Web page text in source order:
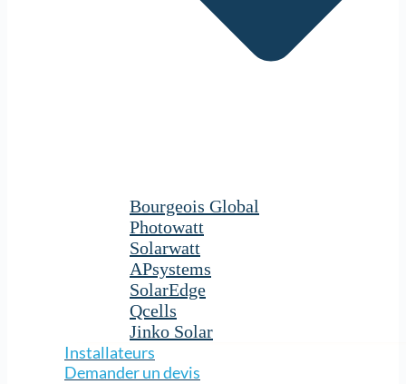
Bourgeois Global
Photowatt
Solarwatt
APsystems
SolarEdge
Qcells
Jinko Solar
Installateurs
Demander un devis